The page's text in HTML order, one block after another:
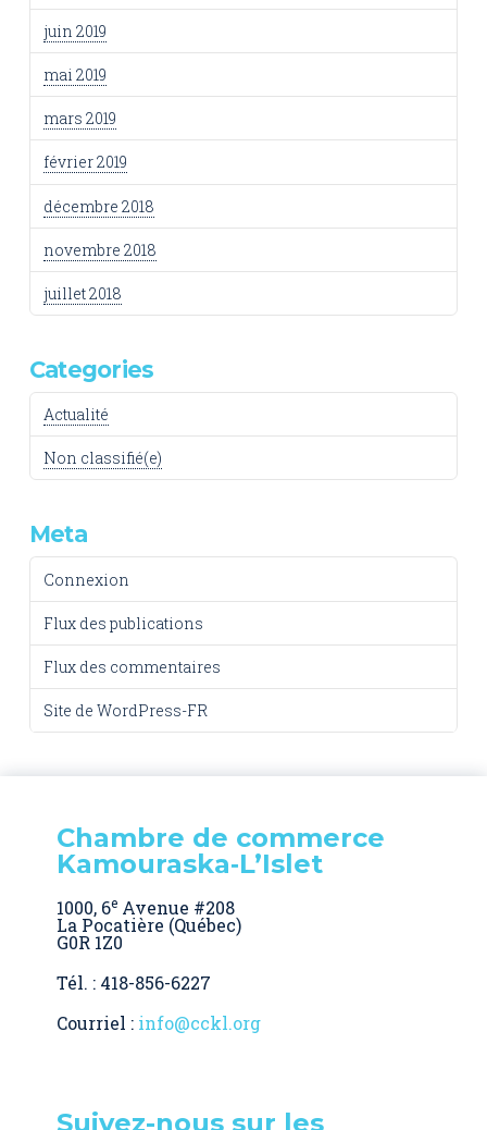
juin 2019
mai 2019
mars 2019
février 2019
décembre 2018
novembre 2018
juillet 2018
Categories
Actualité
Non classifié(e)
Meta
Connexion
Flux des publications
Flux des commentaires
Site de WordPress-FR
Chambre de commerce
Kamouraska‑L’Islet
1000, 6e Avenue #208
La Pocatière (Québec)
G0R 1Z0
Tél. : 418-856-6227
Courriel : info@cckl.org
Suivez-nous sur les